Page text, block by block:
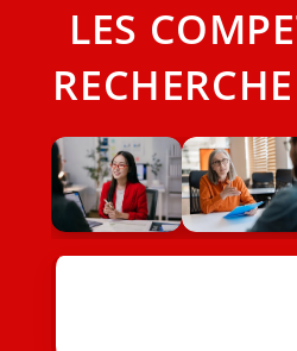
LES